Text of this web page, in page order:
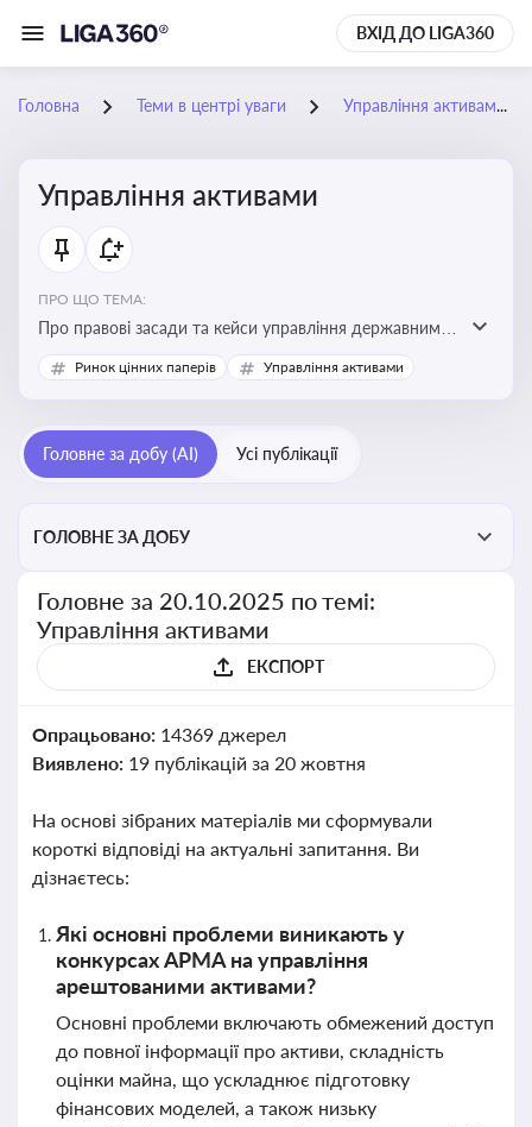
ВХІД ДО LIGA360
Головна Теми в центрі уваги Управління активами
Управління активами
ПРО ЩО ТЕМА:
Про правові засади та кейси управління державними,
комунальними та корпоративними активами, для
юристів і керівників, які відповідають за збереження
Ринок цінних паперів Управління активами
Головне за добу (AI) Усі публікації
ГОЛОВНЕ ЗА ДОБУ
Головне за 20.10.2025 по темі:
Управління активами
ЕКСПОРТ
Опрацьовано: 14369 джерел
Виявлено: 19 публікацій за 20 жовтня
На основі зібраних матеріалів ми сформували
короткі відповіді на актуальні запитання. Ви
дізнаєтесь:
Які основні проблеми виникають у
конкурсах АРМА на управління
арештованими активами?
Основні проблеми включають обмежений доступ
до повної інформації про активи, складність
оцінки майна, що ускладнює підготовку
фінансових моделей, а також низьку